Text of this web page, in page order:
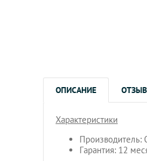
ОПИСАНИЕ
Характеристики
Гарантия: 12